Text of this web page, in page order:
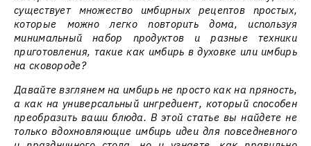
существует множество имбирных рецептов простых,
которые можно легко повторить дома, используя
минимальный набор продуктов и разные техники
приготовления, такие как имбирь в духовке или имбирь
на сковороде?
Давайте взглянем на имбирь не просто как на пряность,
а как на универсальный ингредиент, который способен
преобразить ваши блюда. В этой статье вы найдете не
только вдохновляющие имбирь идеи для повседневного